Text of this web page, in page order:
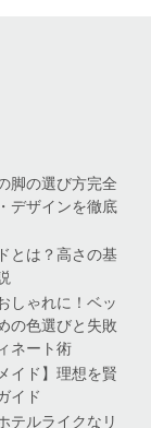
脚の選び方完全
デザインを徹底
とは？高さの基
しゃれに！ベッ
の色選びと失敗
ネート術
イド】理想を賢
イド
テルライクなリ